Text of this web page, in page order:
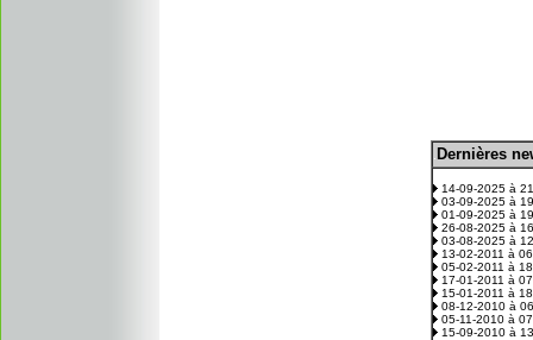
Dernières
14-09-2025 à
03-09-2025 à
01-09-2025 à
26-08-2025 à
03-08-2025 à
13-02-2011 à
05-02-2011 à
17-01-2011 à
15-01-2011 à
08-12-2010 à
05-11-2010 à
15-09-2010 à